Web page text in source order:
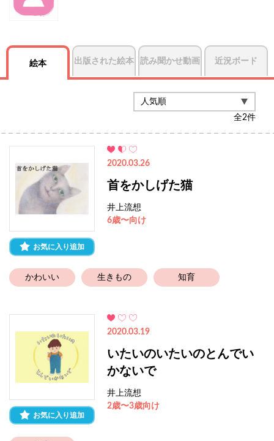
絵本 出版された絵本 読み聞かせ動画 近況ボード
全2件
お気に入り追加
2020.03.26
首をかしげた猫
井上流想
6歳〜向け
かわいい 生きもの 知育
お気に入り追加
2020.03.19
いたいのいたいのとんでい
かないで
井上流想
2歳〜3歳向け